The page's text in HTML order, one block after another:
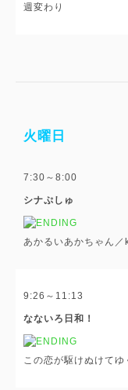
週変わり
火曜日
7:30～8:00
シナぷしゅ
あかるいあかちゃん
9:26～11:13
なないろ日和！
この恋が駆けぬけてゆ